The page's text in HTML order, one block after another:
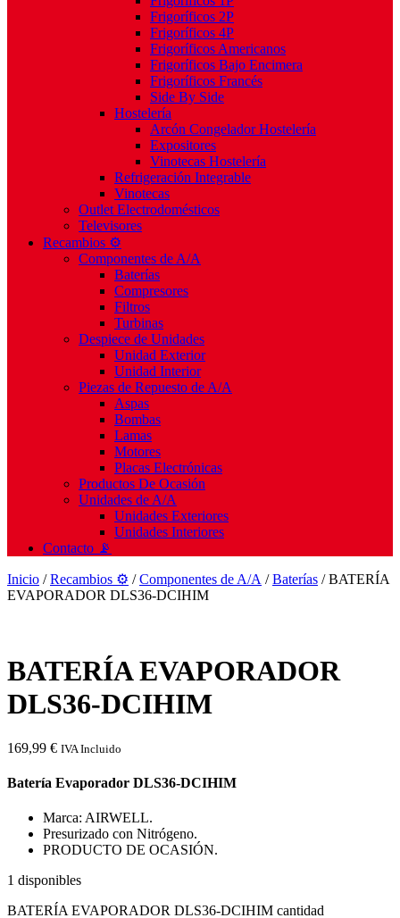
Frigoríficos 2P
Frigoríficos 4P
Frigoríficos Americanos
Frigoríficos Bajo Encimera
Frigoríficos Francés
Side By Side
Hostelería
Arcón Congelador Hostelería
Expositores
Vinotecas Hostelería
Refrigeración Integrable
Vinotecas
Outlet Electrodomésticos
Televisores
Recambios ⚙️
Componentes de A/A
Baterías
Compresores
Filtros
Turbinas
Despiece de Unidades
Unidad Exterior
Unidad Interior
Piezas de Repuesto de A/A
Aspas
Bombas
Lamas
Motores
Placas Electrónicas
Productos De Ocasión
Unidades de A/A
Unidades Exteriores
Unidades Interiores
Contacto 📡
Inicio /Recambios ⚙️ /Componentes de A/A /Baterías / BATERÍA
EVAPORADOR DLS36-DCIHIM
BATERÍA EVAPORADOR
DLS36-DCIHIM
169,99 € IVA Incluido
Batería Evaporador DLS36-DCIHIM
Marca: AIRWELL.
Presurizado con Nitrógeno.
PRODUCTO DE OCASIÓN.
1 disponibles
BATERÍA EVAPORADOR DLS36-DCIHIM cantidad